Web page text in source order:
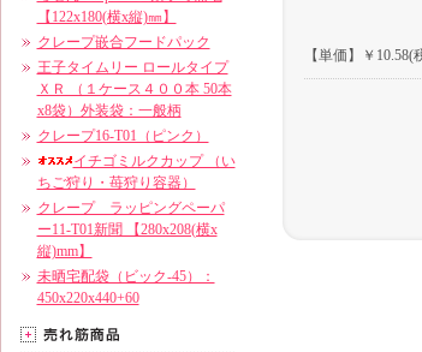
【122x180(横x縦)㎜】
クレープ嵌合フードパック
王子タイムリー ロールタイプ
ＸＲ （１ケース４００本 50本
x8袋）外装袋：一般柄
クレープ16-T01（ピンク）
イチゴミルクカップ （い
ちご狩り・苺狩り容器）
クレープ ラッピングペーパ
ー11-T01新聞 【280x208(横x
縦)mm】
未晒宅配袋（ビック-45）：
450x220x440+60
【単価】￥10.58(